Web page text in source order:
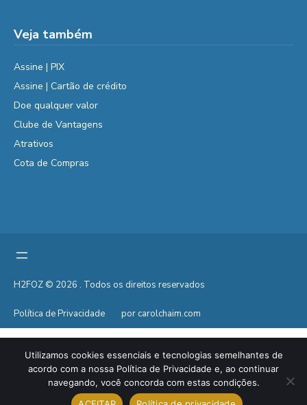
Veja também
Assine | PIX
Assine | Cartão de crédito
Doe qualquer valor
Clube de Vantagens
Atrativos
Cota de Compras
H2FOZ © 2026 . Todos os direitos reservados
Política de Privacidade por carolchaim.com
Utilizamos cookies essenciais e tecnologias semelhantes de
acordo com a nossa Política de Privacidade e, ao continuar
navegando, você concorda com estas condições.